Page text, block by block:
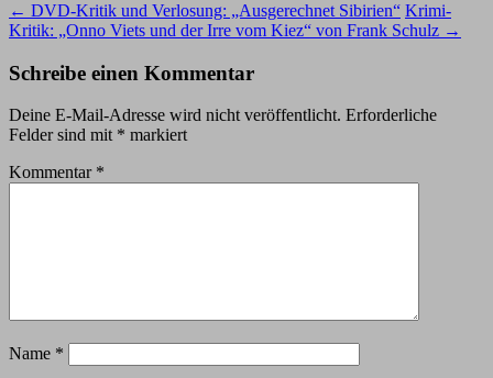
← DVD-Kritik und Verlosung: „Ausgerechnet Sibirien“ Krimi-
Kritik: „Onno Viets und der Irre vom Kiez“ von Frank Schulz →
Schreibe einen Kommentar
Deine E-Mail-Adresse wird nicht veröffentlicht. Erforderliche
Felder sind mit * markiert
Kommentar *
Name *